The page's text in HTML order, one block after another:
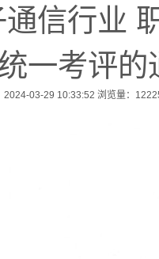
信行业
一考评的
2024-03-29 10:33:52 浏览量：